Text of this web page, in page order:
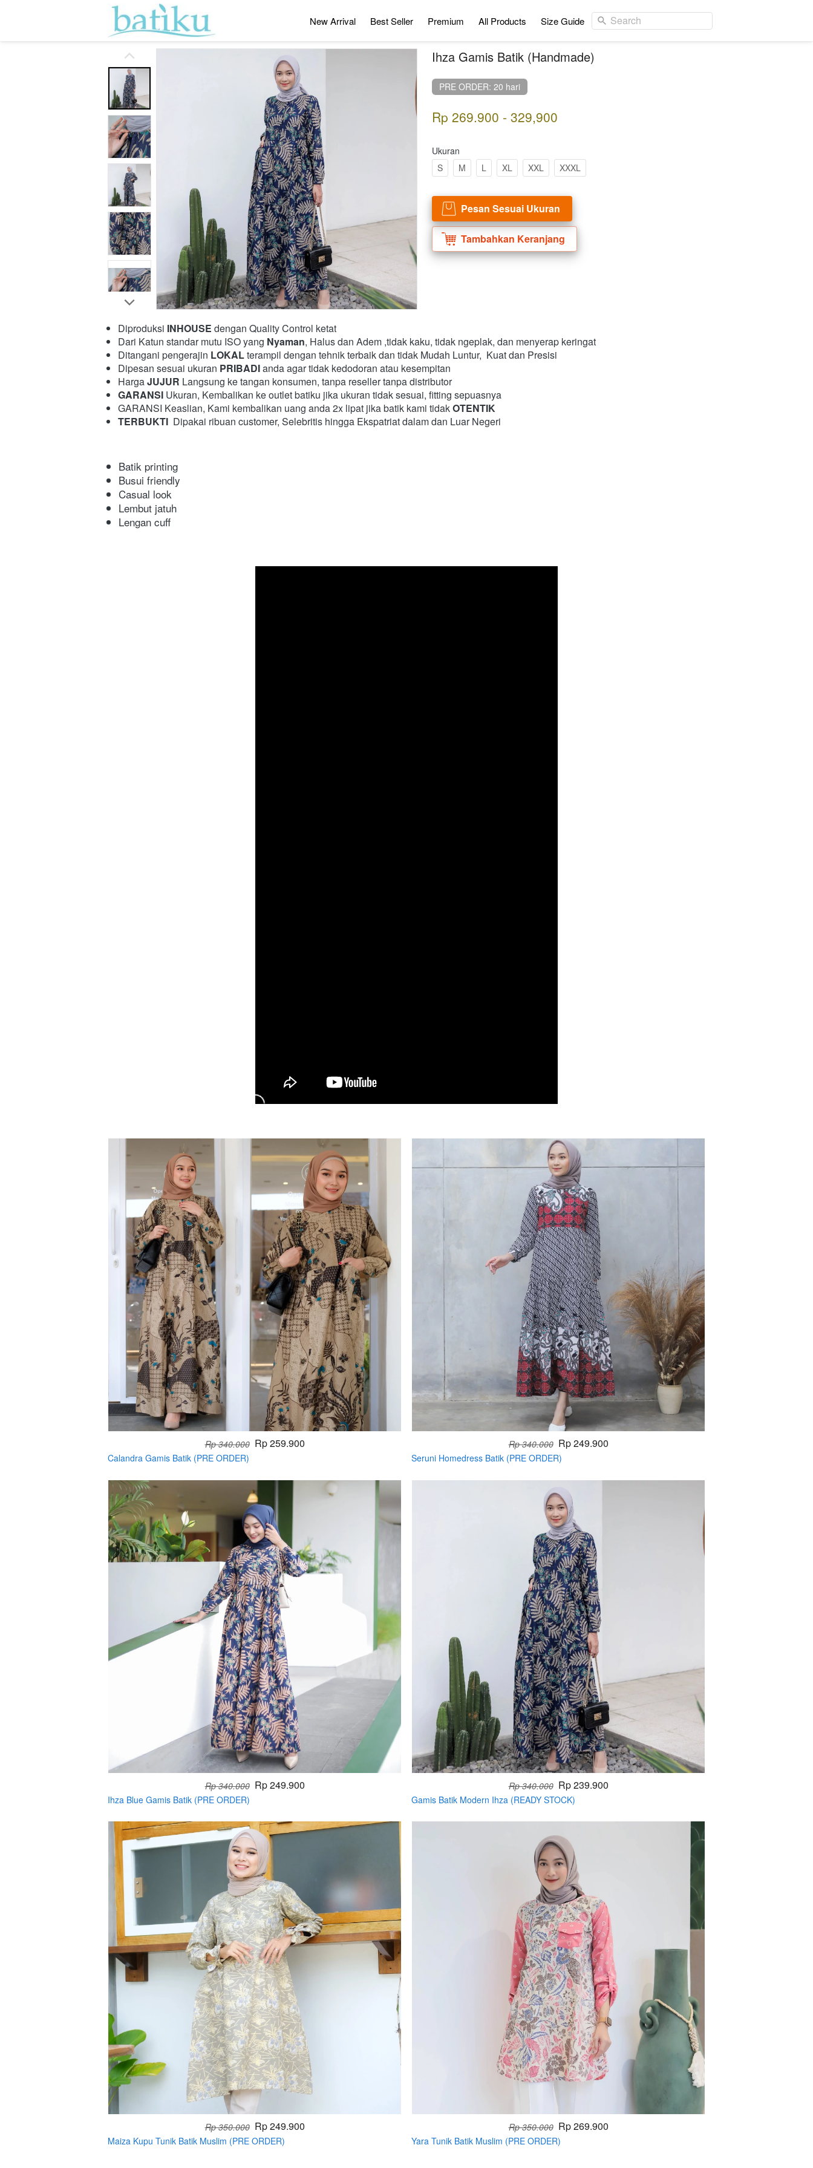
New Arrival Best Seller Premium All Products Size Guide Search
Ihza Gamis Batik (Handmade)
PRE ORDER: 20 hari
Rp 269.900 - 329,900
Ukuran
S
M L XL XXL XXXL
` Pesan Sesuai Ukuran
` Tambahkan Keranjang
Diproduksi INHOUSE dengan Quality Control ketat
Dari Katun standar mutu ISO yang Nyaman, Halus dan Adem ,tidak kaku, tidak ngeplak, dan menyerap keringat
Ditangani pengerajin LOKAL terampil dengan tehnik terbaik dan tidak Mudah Luntur,  Kuat dan Presisi
Dipesan sesuai ukuran PRIBADI anda agar tidak kedodoran atau kesempitan
Harga JUJUR Langsung ke tangan konsumen, tanpa reseller tanpa distributor
GARANSI Ukuran, Kembalikan ke outlet batiku jika ukuran tidak sesuai, fitting sepuasnya
GARANSI Keaslian, Kami kembalikan uang anda 2x lipat jika batik kami tidak OTENTIK
TERBUKTI
  Dipakai ribuan customer, Selebritis hingga Ekspatriat dalam dan Luar Negeri
Batik printing
Busui friendly
Casual look
Lembut jatuh
Lengan cuff
Rp 340.000 Rp 259.900
Calandra Gamis Batik (PRE ORDER)
Rp 340.000 Rp 249.900
Seruni Homedress Batik (PRE ORDER)
Rp 340.000 Rp 249.900
Ihza Blue Gamis Batik (PRE ORDER)
Rp 340.000 Rp 239.900
Gamis Batik Modern Ihza (READY STOCK)
Rp 350.000 Rp 249.900
Maiza Kupu Tunik Batik Muslim (PRE ORDER)
Rp 350.000 Rp 269.900
Yara Tunik Batik Muslim (PRE ORDER)